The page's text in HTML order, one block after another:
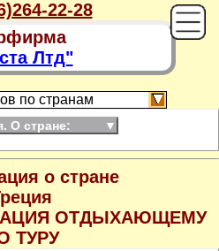
22-28
Лтд"
по странам
О стране: ▼
о стране
ОТДЫХАЮЩЕМУ
ТУРУ